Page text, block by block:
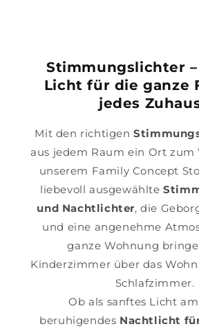
Stimmungslichter
Licht für die ganze
jedes
Mit den richtigen
aus jedem Raum ein Ort zum
unserem Family Concept
liebevoll ausgewählte
und Nachtlichter, die
und eine angenehme
ganze Wohnung
Kinderzimmer über das
Schlafzimmer.
Ob als sanftes Licht
beruhigendes Nachtlicht